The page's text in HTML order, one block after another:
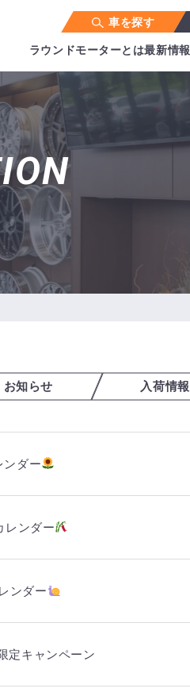
車を探す
ラウンドモーターとは最新情報
お知らせ 入荷情報
ンダー
レンダー
ンダー
定キャンペーン